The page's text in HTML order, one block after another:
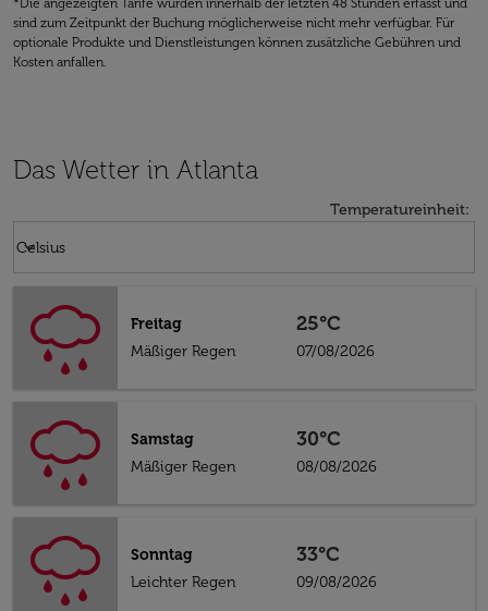
*Die angezeigten Tarife wurden innerhalb der letzten 48 Stunden erfasst und
sind zum Zeitpunkt der Buchung möglicherweise nicht mehr verfügbar. Für
optionale Produkte und Dienstleistungen können zusätzliche Gebühren und
Kosten anfallen.
Das Wetter in Atlanta
Temperatureinheit:
Celsius
keyboard_arrow_down
Freitag
Mäßiger Regen
25°C
07/08/2026
Samstag
Mäßiger Regen
30°C
08/08/2026
Sonntag
Leichter Regen
33°C
09/08/2026